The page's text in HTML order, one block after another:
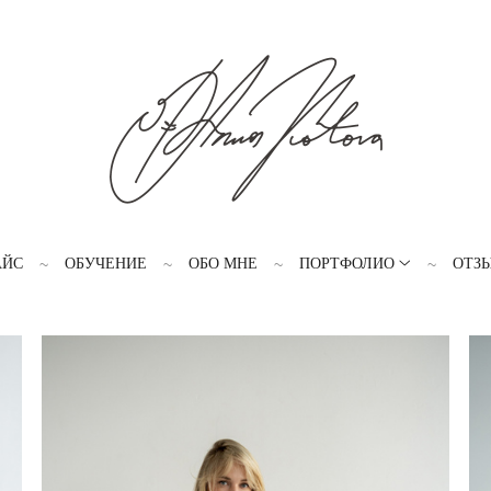
ОБУЧЕНИЕ ОБО МНЕ ПОРТФОЛИО